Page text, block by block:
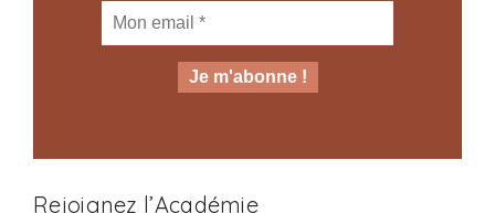
Rejoignez l’Académie